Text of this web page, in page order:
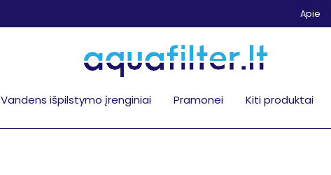
Apie
Vandens išpilstymo įrenginiai Pramonei Kiti produktai